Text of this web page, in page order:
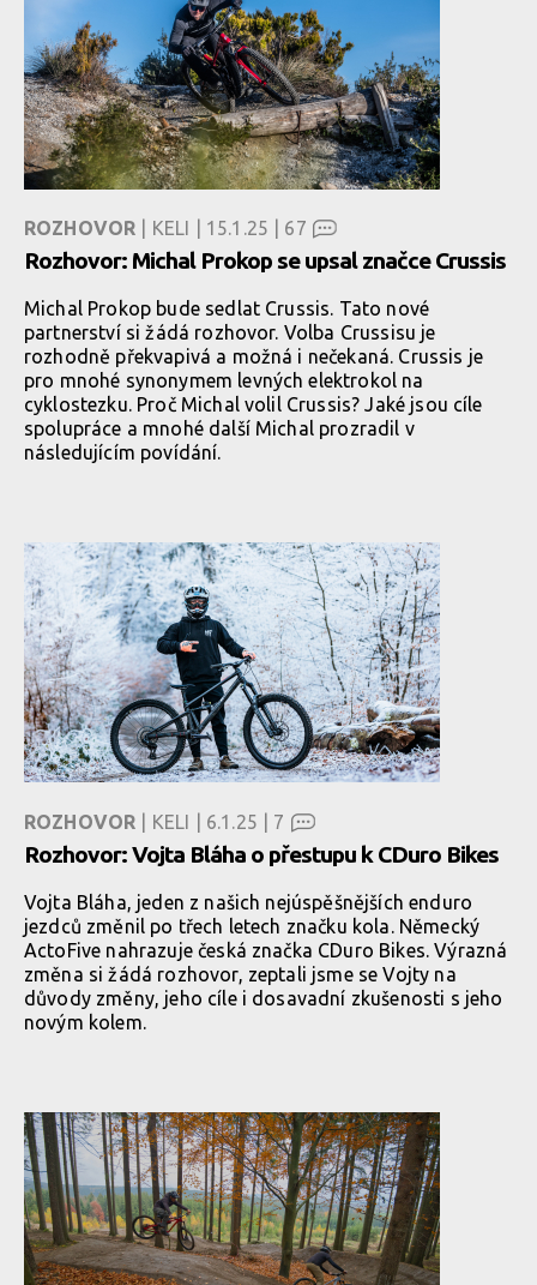
ROZHOVOR | KELI | 15.1.25 | 67
Rozhovor: Michal Prokop se upsal značce Crussis
Michal Prokop bude sedlat Crussis. Tato nové
partnerství si žádá rozhovor. Volba Crussisu je
rozhodně překvapivá a možná i nečekaná. Crussis je
pro mnohé synonymem levných elektrokol na
cyklostezku. Proč Michal volil Crussis? Jaké jsou cíle
spolupráce a mnohé další Michal prozradil v
následujícím povídání.
ROZHOVOR | KELI | 6.1.25 | 7
Rozhovor: Vojta Bláha o přestupu k CDuro Bikes
Vojta Bláha, jeden z našich nejúspěšnějších enduro
jezdců změnil po třech letech značku kola. Německý
ActoFive nahrazuje česká značka CDuro Bikes. Výrazná
změna si žádá rozhovor, zeptali jsme se Vojty na
důvody změny, jeho cíle i dosavadní zkušenosti s jeho
novým kolem.